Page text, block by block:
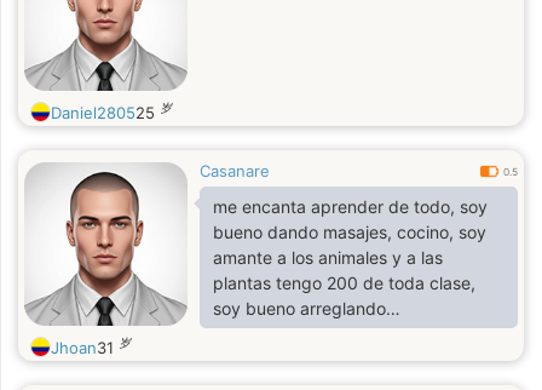
Daniel280525 岁
Casanare 0.5
me encanta aprender de todo, soy
bueno dando masajes, cocino, soy
amante a los animales y a las
plantas tengo 200 de toda clase,
soy bueno arreglando
computadoras y fabricó artesanías y
muebles en madera, también manejo
Jhoan31 岁